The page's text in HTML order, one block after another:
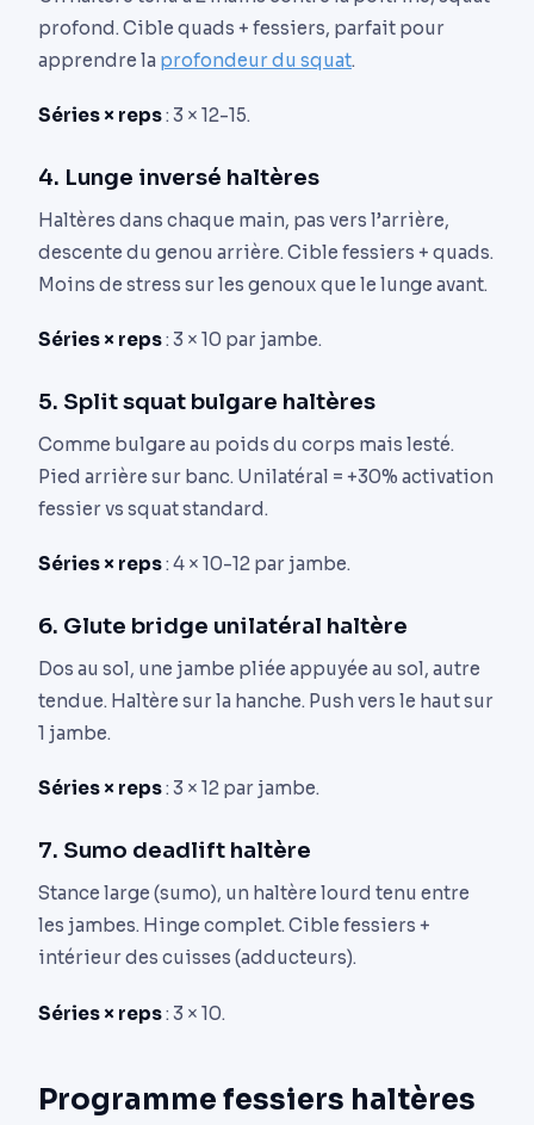
profond. Cible quads + fessiers, parfait pour
apprendre la profondeur du squat.
Séries × reps: 3 × 12-15.
4. Lunge inversé haltères
Haltères dans chaque main, pas vers l’arrière,
descente du genou arrière. Cible fessiers + quads.
Moins de stress sur les genoux que le lunge avant.
Séries × reps: 3 × 10 par jambe.
5. Split squat bulgare haltères
Comme bulgare au poids du corps mais lesté.
Pied arrière sur banc. Unilatéral = +30% activation
fessier vs squat standard.
Séries × reps: 4 × 10-12 par jambe.
6. Glute bridge unilatéral haltère
Dos au sol, une jambe pliée appuyée au sol, autre
tendue. Haltère sur la hanche. Push vers le haut sur
1 jambe.
Séries × reps: 3 × 12 par jambe.
7. Sumo deadlift haltère
Stance large (sumo), un haltère lourd tenu entre
les jambes. Hinge complet. Cible fessiers +
intérieur des cuisses (adducteurs).
Séries × reps: 3 × 10.
Programme fessiers haltères